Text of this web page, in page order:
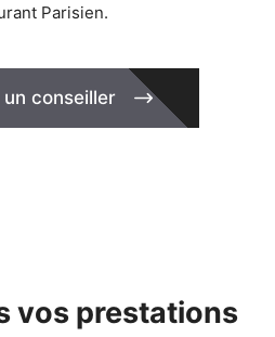
Parisien.
conseiller
vos prestations